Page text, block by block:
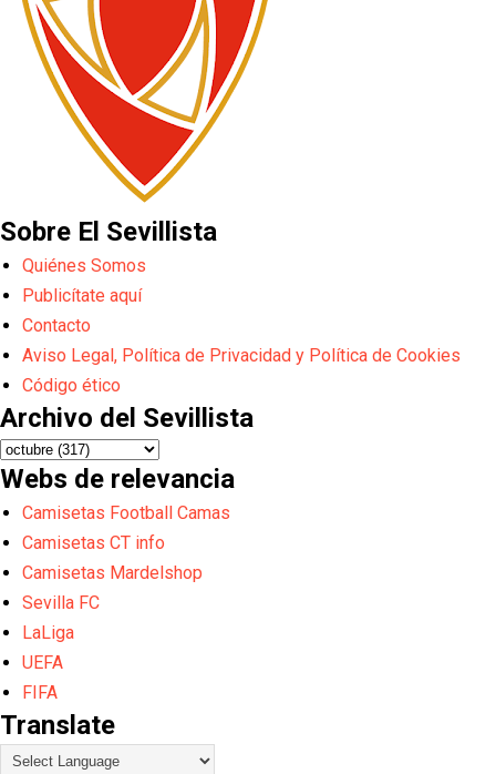
Sobre El Sevillista
Quiénes Somos
Publicítate aquí
Contacto
Aviso Legal, Política de Privacidad y Política de Cookies
Código ético
Archivo del Sevillista
Webs de relevancia
Camisetas Football Camas
Camisetas CT info
Camisetas Mardelshop
Sevilla FC
LaLiga
UEFA
FIFA
Translate